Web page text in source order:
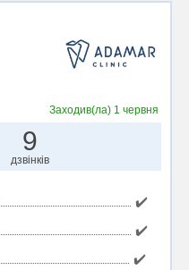
Заходив(ла) 1 червня
9
дзвінків
✔️
✔️
✔️